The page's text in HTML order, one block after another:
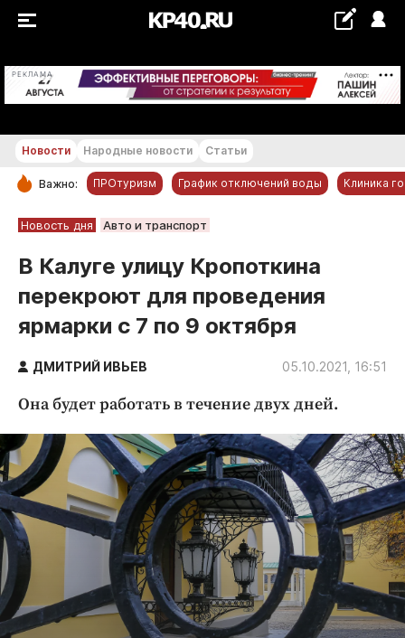
РЕКЛАМА +18...+19 °С
РУБРИКИ
Новости компаний
Статьи
Народные новости
Авто и транспорт
Криминал
Культура
Недвижимость и ЖКХ
Образование
Общество
Погода
Праздники
Происшествия
Новости Народные новости Статьи
Важно: ПРОтуризм График отключений воды Клиника
Новость дня Авто и транспорт
В Калуге улицу Кропоткина
перекроют для проведения
ярмарки с 7 по 9 октября
ДМИТРИЙ ИВЬЕВ 05.10.2021, 16:51
Она будет работать в течение двух дней.